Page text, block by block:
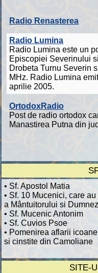
Radio Renasterea
Radio Lumina
Radio Lumina este un
Episcopiei Severinului
Drobeta Turnu Severin
MHz. Radio Lumina
aprilie 2005.
OrtodoxRadio
Post de radio ortodox
Manastirea Putna din
• Sf. Apostol Matia
• Sf. 10 Mucenici, care
a Mântuitorului si
• Sf. Mucenic Antonim
• Sf. Cuvios Psoe
• Pomenirea aflarii
si cinstite din Camoliane
SITE-